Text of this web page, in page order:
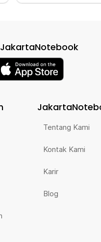
Tentang Kami
Kontak Kami
Karir
Blog